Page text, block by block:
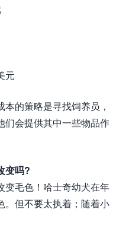
元
的策略是寻找饲养员，
们会提供其中一些物品作
变吗?
变毛色！哈士奇幼犬在年
。但不要太执着；随着小